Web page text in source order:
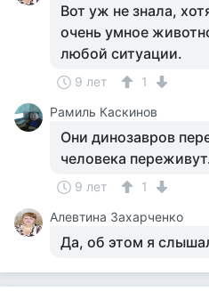
Вот уж не знала,
очень умное
любой ситуации.
9 лет
1
Рамиль Каскинов
Они динозавров
человека
9 лет
1
Алевтина Захарченко
Да, об этом я